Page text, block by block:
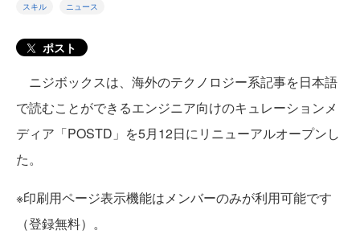
スキル ニュース
ポスト
ニジボックスは、海外のテクノロジー系記事を日本語
で読むことができるエンジニア向けのキュレーションメ
ディア「POSTD」を5月12日にリニューアルオープンし
た。
※印刷用ページ表示機能はメンバーのみが利用可能です
（登録無料）。